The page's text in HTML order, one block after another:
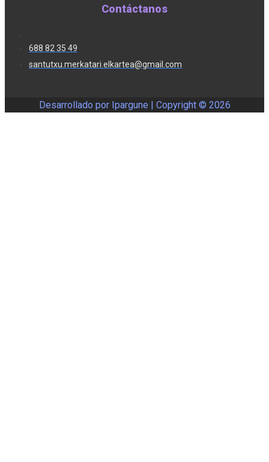
Contáctanos
688 82 35 49
santutxu.merkatari.elkartea@gmail.com
Desarrollado por Ipargune | Copyright © 2026